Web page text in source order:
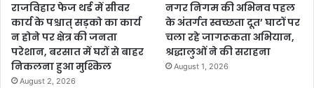
राजविहार फेज थर्ड में सीवर
कार्य के पश्चात् सड़को का कार्य
न होने पर क्षेत्र की जनता
परेशान, बरसात में घरों से बाहर
निकलना हुआ मुश्किल
August 2, 2026
नगर निगम की अभिनव पहल
के अंतर्गत स्वच्छता दूत’ घाटों पर
चला रहे जागरूकता अभियान,
श्रद्धालुओं ने की सराहना
August 1, 2026